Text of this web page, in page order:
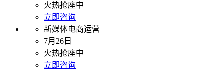
火热抢座中
立即咨询
新媒体电商运营
7月26日
火热抢座中
立即咨询